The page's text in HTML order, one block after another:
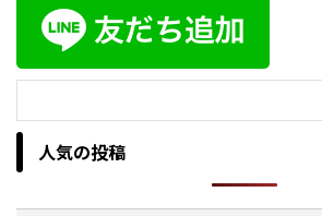
人気の投稿